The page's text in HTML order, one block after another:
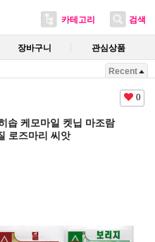
카테고리 검색
장바구니 관심상품
Recent
0
솝 케모마일 켓닙 마조람
로즈마리 씨앗